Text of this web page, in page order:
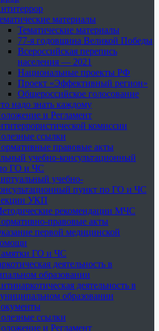
материалы
Тематические материалы
77-я годовщина Великой Победы
Всероссийская перепись
населения — 2021
Национальные проекты РФ
Проект «Эффективный регион»
Общероссийское голосование
надо знать каждому
и Регламент
комиссии
ссылки
правовые акты
учебно-консультационный
ГО и ЧС
учебно-
пункт по ГО и ЧС
УКП
рекомендации МЧС
правовые акты
первой медицинской
ГО и ЧС
деятельность в
образовании
деятельность в
образовании
ссылки
и Регламент